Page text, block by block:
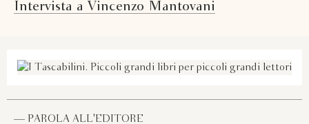
Intervista a Vincenzo Mantovani
— PAROLA ALL'EDITORE